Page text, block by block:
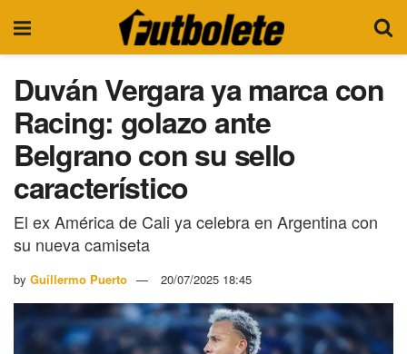
Duván Vergara ya marca con
Racing: golazo ante
Belgrano con su sello
característico
El ex América de Cali ya celebra en Argentina con
su nueva camiseta
by Guillermo Puerto 20/07/2025 18:45